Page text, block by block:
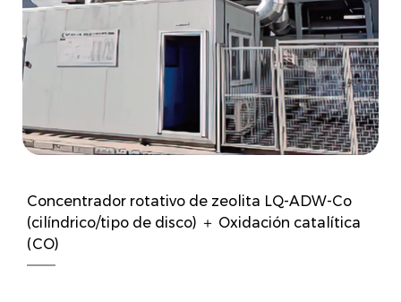
Concentrador rotativo de zeolita LQ-ADW-Co
(cilíndrico/tipo de disco) ＋ Oxidación catalítica
(CO)